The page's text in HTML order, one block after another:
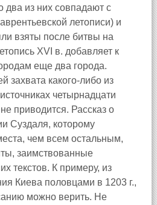
два из них совпадают с
летописи) и
взяты после битвы на
XVI в. добавляет к
еще два города.
захвата какого-либо из
четырнадцати
приводится. Рассказ о
Суздаля, которому
чем всем остальным,
заимствованные
текстов. К примеру, из
Киева половцами в 1203 г.,
можно верить. Не